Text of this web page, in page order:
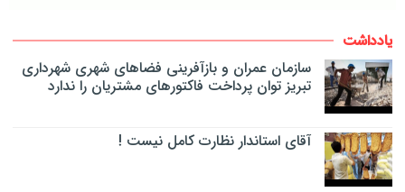
یادداشت
سازمان عمران و بازآفرینی فضاهای شهری شهرداری
تبریز توان پرداخت فاکتورهای مشتریان را ندارد
آقای استاندار نظارت کامل نیست !